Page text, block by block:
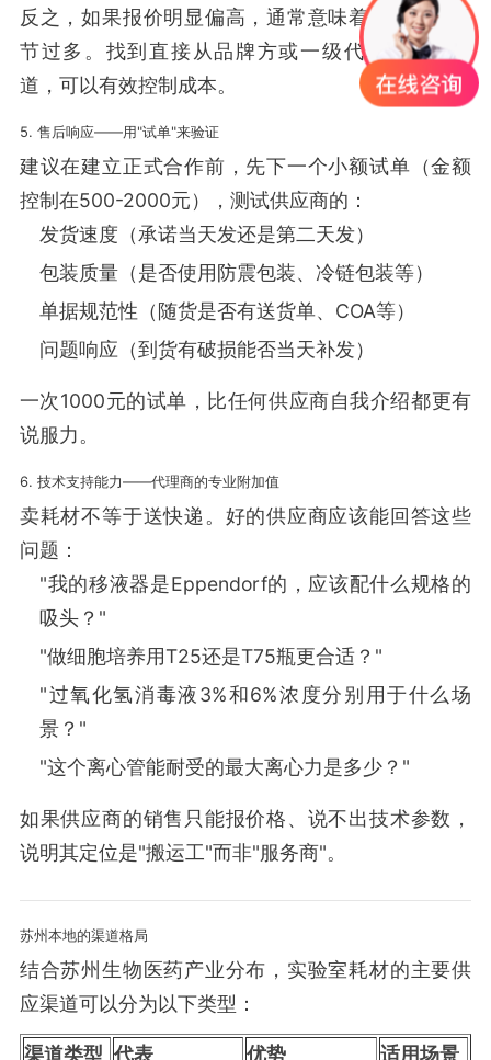
反之，如果报价明显偏高，通常意味着中间流通环
节过多。找到直接从品牌方或一级代理采购的渠
道，可以有效控制成本。
5. 售后响应——用"试单"来验证
建议在建立正式合作前，先下一个小额试单（金额
控制在500-2000元），测试供应商的：
发货速度（承诺当天发还是第二天发）
包装质量（是否使用防震包装、冷链包装等）
单据规范性（随货是否有送货单、COA等）
问题响应（到货有破损能否当天补发）
一次1000元的试单，比任何供应商自我介绍都更有
说服力。
6. 技术支持能力——代理商的专业附加值
卖耗材不等于送快递。好的供应商应该能回答这些
问题：
"我的移液器是Eppendorf的，应该配什么规格的
吸头？"
"做细胞培养用T25还是T75瓶更合适？"
"过氧化氢消毒液3%和6%浓度分别用于什么场
景？"
"这个离心管能耐受的最大离心力是多少？"
如果供应商的销售只能报价格、说不出技术参数，
说明其定位是"搬运工"而非"服务商"。
苏州本地的渠道格局
结合苏州生物医药产业分布，实验室耗材的主要供
应渠道可以分为以下类型：
渠道类型 代表 优势 适用场景